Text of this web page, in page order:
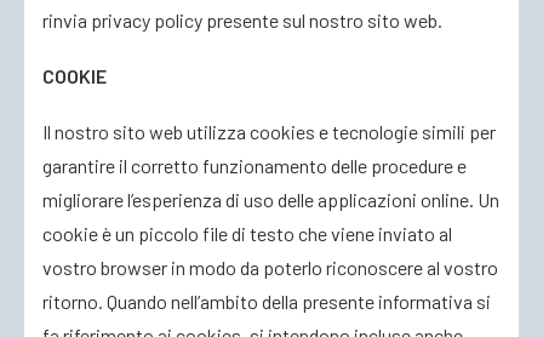
rinvia privacy policy presente sul nostro sito web.
COOKIE
Il nostro sito web utilizza cookies e tecnologie simili per
garantire il corretto funzionamento delle procedure e
migliorare l’esperienza di uso delle applicazioni online. Un
cookie è un piccolo file di testo che viene inviato al
vostro browser in modo da poterlo riconoscere al vostro
ritorno. Quando nell’ambito della presente informativa si